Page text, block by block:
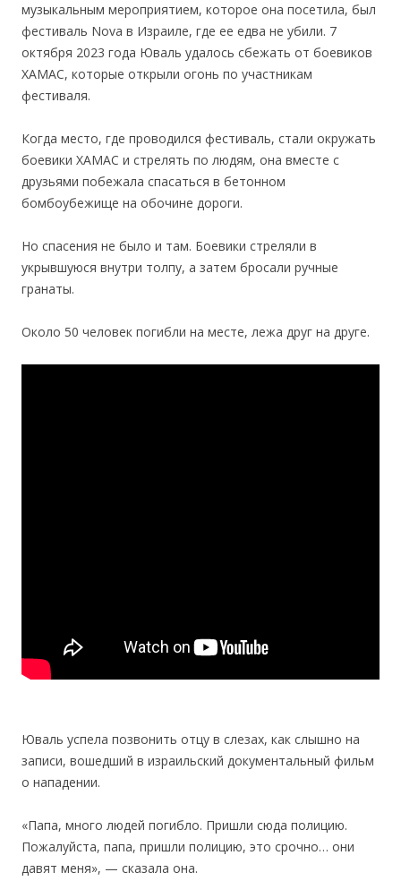
музыкальным мероприятием, которое она посетила, был
фестиваль Nova в Израиле, где ее едва не убили. 7
октября 2023 года Юваль удалось сбежать от боевиков
ХАМАС, которые открыли огонь по участникам
фестиваля.
Когда место, где проводился фестиваль, стали окружать
боевики ХАМАС и стрелять по людям, она вместе с
друзьями побежала спасаться в бетонном
бомбоубежище на обочине дороги.
Но спасения не было и там. Боевики стреляли в
укрывшуюся внутри толпу, а затем бросали ручные
гранаты.
Около 50 человек погибли на месте, лежа друг на друге.
Юваль успела позвонить отцу в слезах, как слышно на
записи, вошедший в израильский документальный фильм
о нападении.
«Папа, много людей погибло. Пришли сюда полицию.
Пожалуйста, папа, пришли полицию, это срочно… они
давят меня», — сказала она.